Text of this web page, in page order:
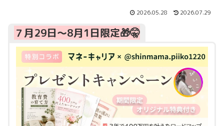
2026.05.28 2026.07.29
７月29日～8月1日限定🎁🤫